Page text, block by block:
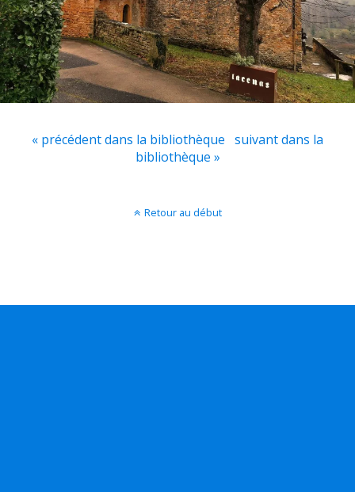
« précédent dans la bibliothèque suivant dans la
bibliothèque »
Retour au début